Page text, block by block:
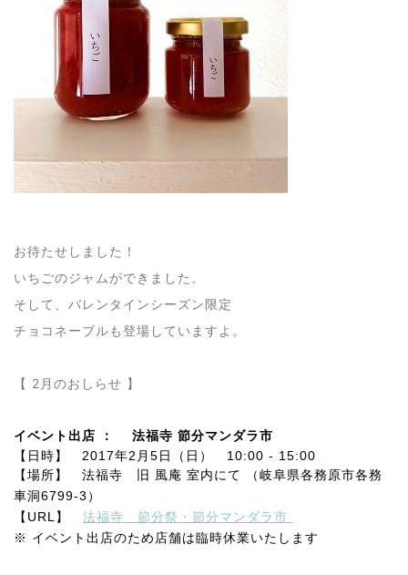
お待たせしました！
いちごのジャムができました。
そして、バレンタインシーズン限定
チョコネーブルも登場していますよ。
【 2月のおしらせ 】
イベント出店 ： 法福寺 節分マンダラ市
【日時】 2017年2月5日（日） 10:00 - 15:00
【場所】 法福寺 旧 風庵 室内にて （岐阜県各務原市各務
車洞6799-3）
【URL】 法福寺 節分祭・節分マンダラ市
※ イベント出店のため店舗は臨時休業いたします